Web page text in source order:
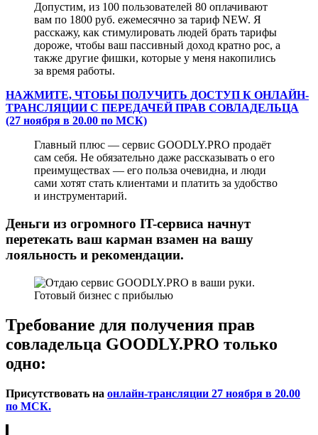
Допустим, из 100 пользователей 80 оплачивают
вам по 1800 руб. ежемесячно за тариф NEW. Я
расскажу, как стимулировать людей брать тарифы
дороже, чтобы ваш пассивный доход кратно рос, а
также другие фишки, которые у меня накопились
за время работы.
НАЖМИТЕ, ЧТОБЫ ПОЛУЧИТЬ ДОСТУП К ОНЛАЙН-
ТРАНСЛЯЦИИ С ПЕРЕДАЧЕЙ ПРАВ СОВЛАДЕЛЬЦА
(27 ноября в 20.00 по МСК)
Главный плюс — сервис GOODLY.PRO продаёт
сам себя. Не обязательно даже рассказывать о его
преимуществах — его польза очевидна, и люди
сами хотят стать клиентами и платить за удобство
и инструментарий.
Деньги из огромного IT-сервиса начнут
перетекать ваш карман взамен на вашу
лояльность и рекомендации.
Требование для получения прав
совладельца GOODLY.PRO только
одно:
Присутствовать на онлайн-трансляции 27 ноября в 20.00
по МСК.